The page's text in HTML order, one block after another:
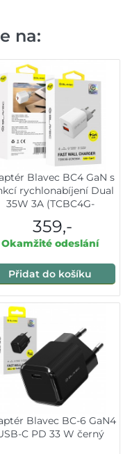
na:
Blavec BC4 GaN s
rychlonabíjení Dual
35W 3A (TCBC4G-
359,-
Okamžité odeslání
Přidat do košíku
Blavec BC-6 GaN4
C PD 33 W černý